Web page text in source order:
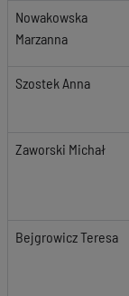
Nowakowska
Marzanna
Szostek Anna
Zaworski Michał
Bejgrowicz Teresa